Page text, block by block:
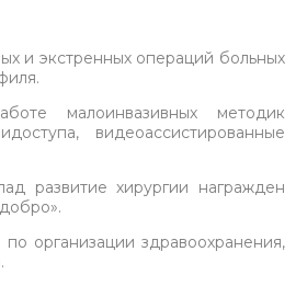
и экстренных операций больных
малоинвазивных методик
видеоассистированные
развитие хирургии награжден
организации здравоохранения,